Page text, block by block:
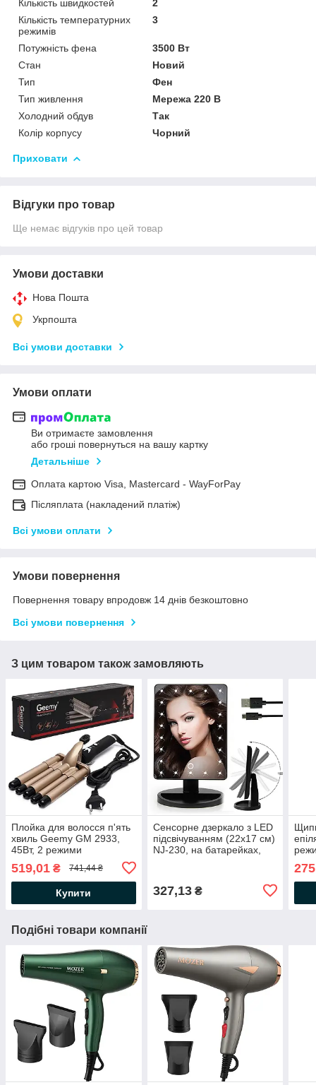
Кількість швидкостей
2
Кількість температурних
режимів
3
Потужність фена
3500 Вт
Стан
Новий
Тип
Фен
Тип живлення
Мережа 220 В
Холодний обдув
Так
Колір корпусу
Чорний
Приховати
Відгуки про товар
Ще немає відгуків про цей товар
Умови доставки
Нова Пошта
Укрпошта
Всі умови доставки
Умови оплати
Ви отримаєте замовлення
або гроші повернуться на вашу картку
Детальніше
Оплата картою Visa, Mastercard - WayForPay
Післяплата (накладений платіж)
Всі умови оплати
Умови повернення
Повернення товару впродовж 14 днів безкоштовно
Всі умови повернення
З цим товаром також замовляють
Плойка для волосся п'ять
хвиль Geemy GM 2933,
45Вт, 2 режими
температури / Керамічна
плойка щипці для завивки
519,01 ₴ 741,44 ₴
Купити
Сенсорне дзеркало з LED
підсвічуванням (22x17 см)
NJ-230, на батарейках,
327,13₴
для
Подібні товари компанії